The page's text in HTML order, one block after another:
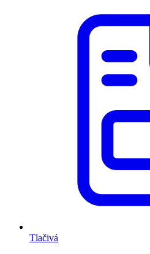
Tlačivá